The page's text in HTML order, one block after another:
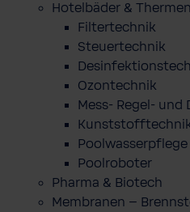
Hotelbäder & Thermen
Filtertechnik
Steuertechnik
Ozontechnik
Mess- Regel- und
Poolwasserpflege
Poolroboter
Pharma & Biotech
Membranen –